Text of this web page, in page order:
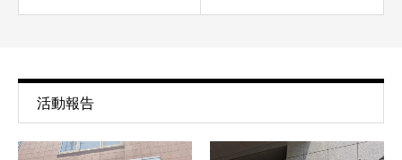
活動報告